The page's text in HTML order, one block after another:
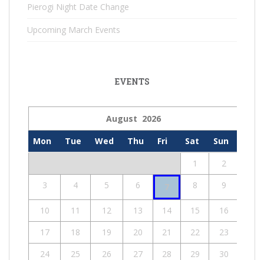
Pierogi Night Date Change
Upcoming March Events
EVENTS
August 2026
Mon
Tue Wed Thu Fri Sat Sun
1
2
3
4 5 6 7 8 9
10 11 12 13 14 15
16
17
18 19 20 21 22
23
24
25 26 27 28 29
30